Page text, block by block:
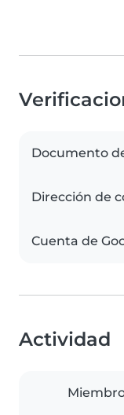
Documento
Dirección de
Cuenta de
Actividad